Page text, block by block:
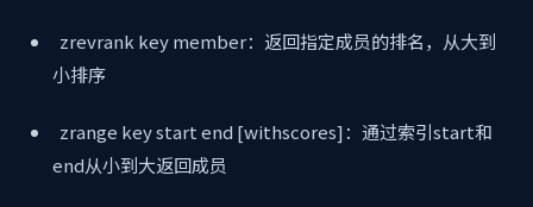
zrevrank key member：返回指定成员的排名，从大到
小排序
zrange key start end [withscores]：通过索引start和
end从小到大返回成员